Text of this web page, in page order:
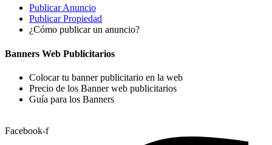
Publicar Anuncio
Publicar Propiedad
¿Cómo publicar un anuncio?
Banners Web Publicitarios
Colocar tu banner publicitario en la web
Precio de los Banner web publicitarios
Guía para los Banners
Facebook-f